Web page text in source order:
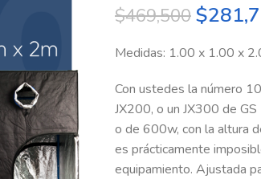
$469,500$
Medidas: 1.00 x 1.00 x
Con ustedes la número
JX200, o un JX300 de
o de 600w, con la altura
es prácticamente
equipamiento. Ajustada